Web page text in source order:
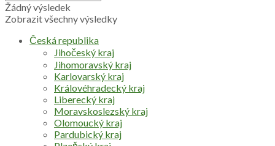
Žádný výsledek
Zobrazit všechny výsledky
Česká republika
Jihočeský kraj
Jihomoravský kraj
Karlovarský kraj
Královéhradecký kraj
Liberecký kraj
Moravskoslezský kraj
Olomoucký kraj
Pardubický kraj